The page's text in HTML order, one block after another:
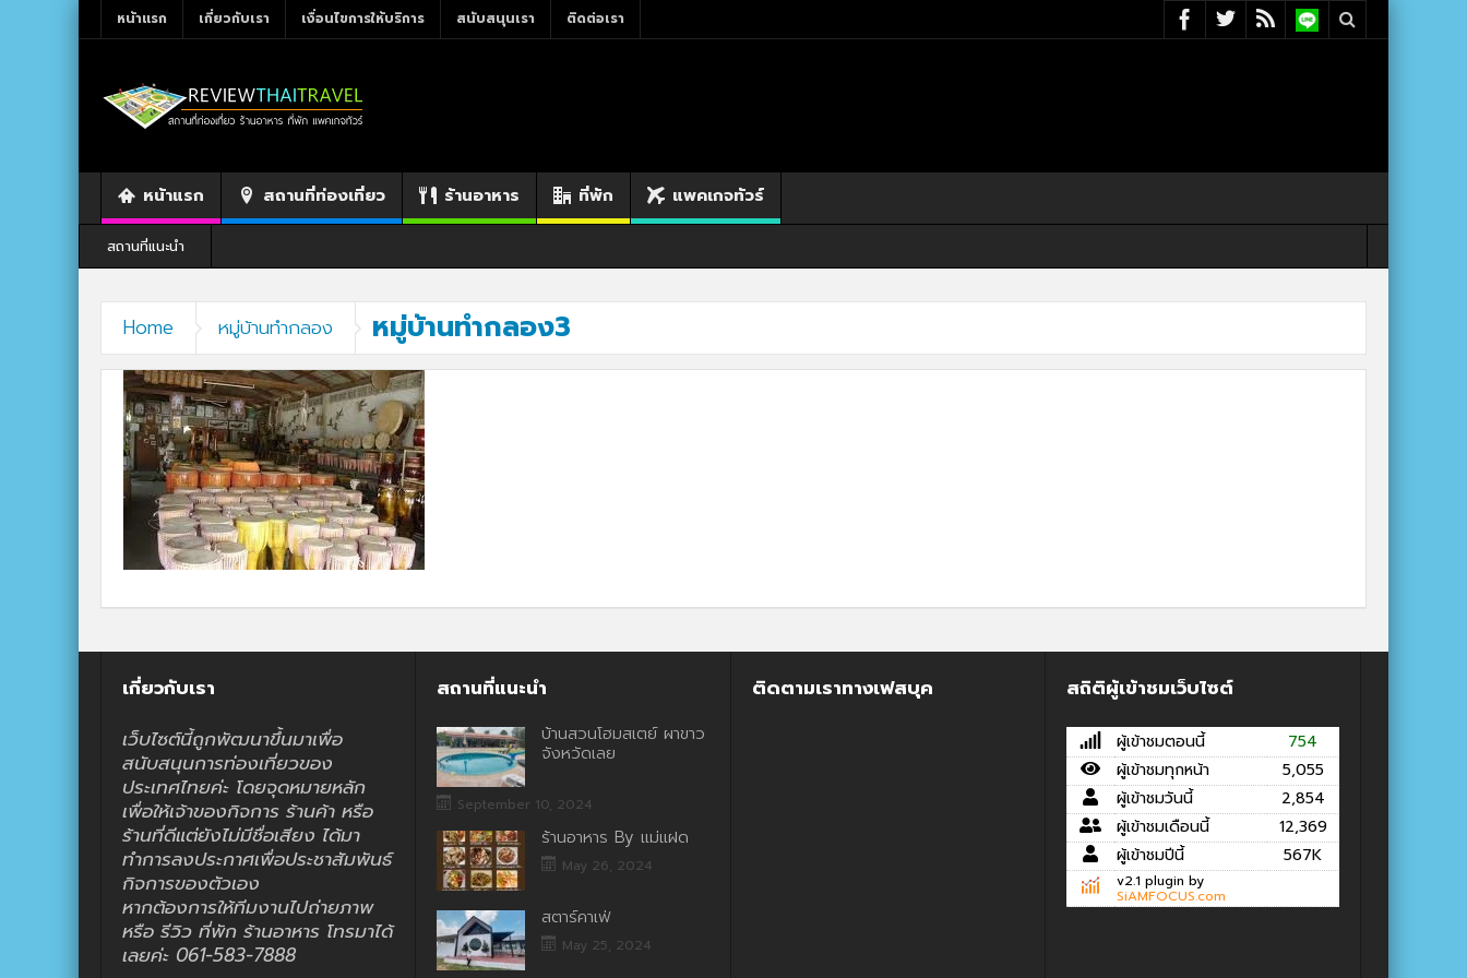
หน้าแรก เกี่ยวกับเรา เงื่อนไขการให้บริการ สนับสนุนเรา ติดต่อเรา
หน้าแรก สถานที่ท่องเที่ยว ร้านอาหาร ที่พัก แพคเกจทัวร์
สถานที่แนะนำ
Home หมู่บ้านทำกลอง หมู่บ้านทำกลอง3
เกี่ยวกับเรา
เว็บไซต์นี้ถูกพัฒนาขึ้นมาเพื่อ
สนับสนุนการท่องเที่ยวของ
ประเทศไทยค่ะ โดยจุดหมายหลัก
เพื่อให้เจ้าของกิจการ ร้านค้า หรือ
ร้านที่ดีแต่ยังไม่มีชื่อเสียง ได้มา
ทำการลงประกาศเพื่อประชาสัมพันธ์
กิจการของตัวเอง
หากต้องการให้ทีมงานไปถ่ายภาพ
หรือ รีวิว ที่พัก ร้านอาหาร โทรมาได้
เลยค่ะ 061-583-7888
สถานที่แนะนำ
บ้านสวนโฮมสเตย์ ผาขาว
จังหวัดเลย
September 10, 2024
ร้านอาหาร By แม่แฝด
May 26, 2024
สตาร์คาเฟ่
May 25, 2024
ติดตามเราทางเฟสบุค สถิติผู้เข้าชมเว็บไซต์
ผู้เข้าชมตอนนี้
754
ผู้เข้าชมทุกหน้า
5,055
ผู้เข้าชมวันนี้
2,854
ผู้เข้าชมเดือนนี้
12,369
ผู้เข้าชมปีนี้
567K
v2.1 plugin by
SiAMFOCUS.com